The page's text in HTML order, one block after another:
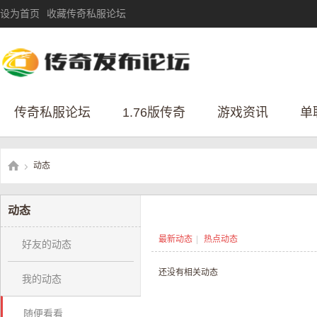
设为首页 收藏传奇私服论坛
传奇私服论坛 1.76版传奇 游戏资讯 单
传
动态
动态
好友的动态
我的动态
随便看看
最新动态 热点动态
还没有相关动态